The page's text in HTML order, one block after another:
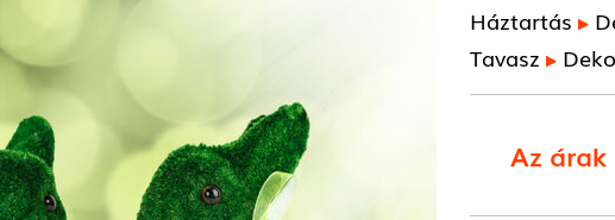
Háztartás
Tavasz
Az